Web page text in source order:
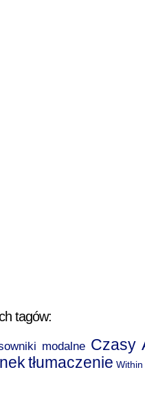
tagów:
modalne Czasy
tłumaczenie Within